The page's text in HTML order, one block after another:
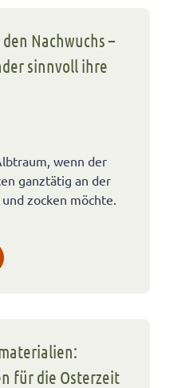
Nachwuchs –
sinnvoll ihre
wenn der
ganztätig an der
zocken möchte.
für die Osterzeit